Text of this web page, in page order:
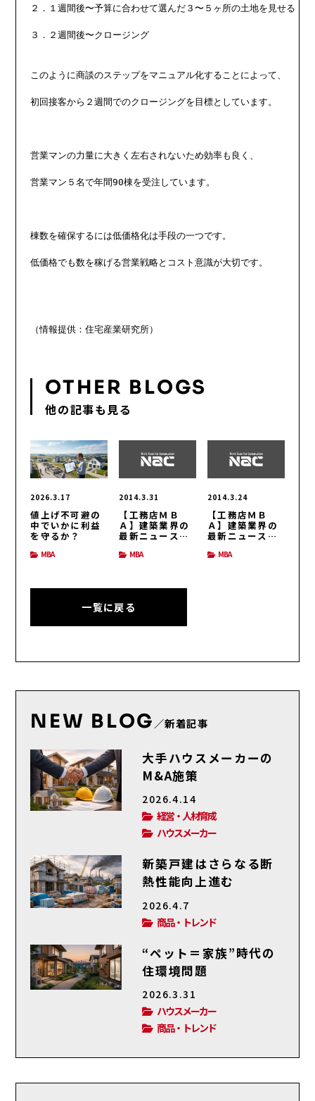
２．１週間後〜予算に合わせて選んだ３〜５ヶ所の土地を見せる
３．２週間後〜クロージング
このように商談のステップをマニュアル化することによって、
初回接客から２週間でのクロージングを目標としています。
営業マンの力量に大きく左右されないため効率も良く、
営業マン５名で年間90棟を受注しています。
棟数を確保するには低価格化は手段の一つです。
低価格でも数を稼げる営業戦略とコスト意識が大切です。
OTHER BLOGS
他の記事も見る
2026.3.17
値上げ不可避の
中でいかに利益
を守るか？
MBA
2014.3.31
【工務店ＭＢ
Ａ】建築業界の
最新ニュース
MBA
2014.3.24
【工務店ＭＢ
Ａ】建築業界の
最新ニュース
MBA
一覧に戻る
NEW BLOG ／新着記事
大手ハウスメーカーの
M&A施策
2026.4.14
経営・人材育成
ハウスメーカー
新築戸建はさらなる断
熱性能向上進む
2026.4.7
商品・トレンド
“ペット＝家族”時代の
住環境問題
2026.3.31
ハウスメーカー
商品・トレンド